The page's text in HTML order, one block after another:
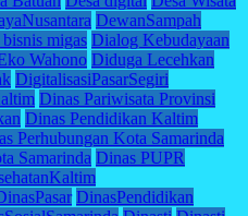
DewanSampah
migas Dialog Kebudayaan
Wahono Diduga Lecehkan
DigitalisasiPasarSegiri
Dinas Pariwisata Provinsi
Dinas Pendidikan Kaltim
Perhubungan Kota Samarinda
Samarinda Dinas PUPR
DinasPendidikan